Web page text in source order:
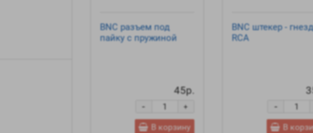
BNC разъем под
пайку c пружиной
45р.
+
-
В корзину
BNC штекер -
RCA
-
В